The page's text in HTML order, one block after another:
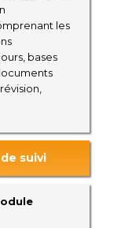
les
bases
suivi